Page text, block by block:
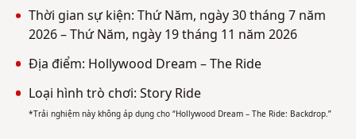
Thời gian sự kiện: Thứ Năm, ngày 30 tháng 7 năm
2026 – Thứ Năm, ngày 19 tháng 11 năm 2026
Địa điểm: Hollywood Dream – The Ride
Loại hình trò chơi: Story Ride
*Trải nghiệm này không áp dụng cho “Hollywood Dream – The Ride: Backdrop.”